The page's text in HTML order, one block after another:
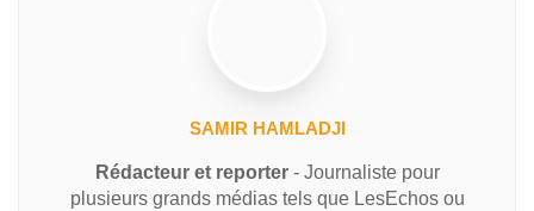
SAMIR HAMLADJI
Rédacteur et reporter- Journaliste pour
plusieurs grands médias tels que LesEchos ou